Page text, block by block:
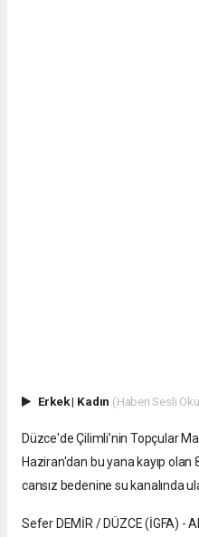
Erkek| Kadın (Haberi Sesli
Düzce'de Çilimli’nin Topçular
Haziran'dan bu yana kayıp olan
cansız bedenine su kanalında
Sefer DEMİR / DÜZCE (İGFA) -